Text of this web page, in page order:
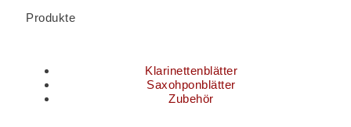
Produkte
Klarinettenblätter
Saxohponblätter
Zubehör